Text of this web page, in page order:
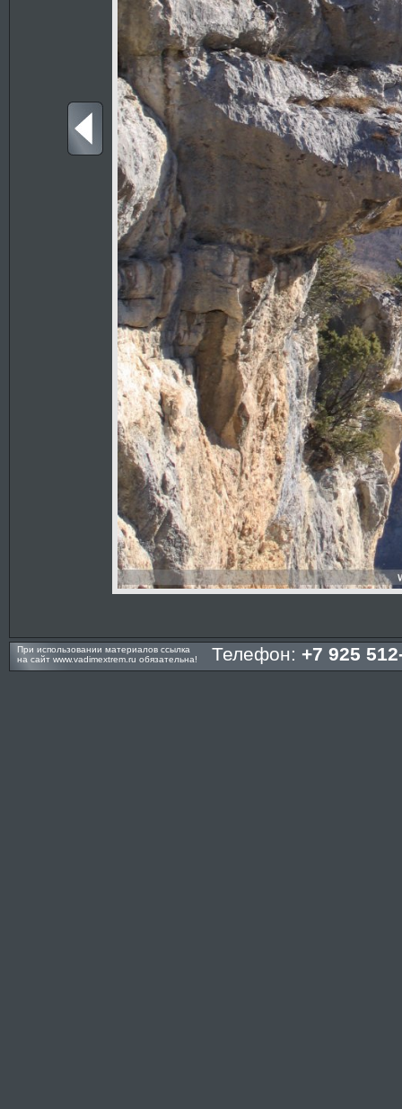
При использовании материалов ссылка
на сайт www.vadimextrem.ru обязательна! Телефон: +7 925